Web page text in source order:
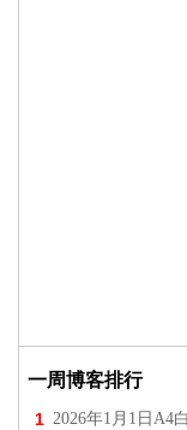
一周博客排行
1 2026年1月1日A4